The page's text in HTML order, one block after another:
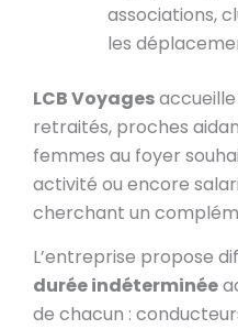
associations,
les
LCB Voyages
retraités, proches
femmes au foyer
activité ou encore
cherchant un
L’entreprise propose
durée indéterminée
de chacun :